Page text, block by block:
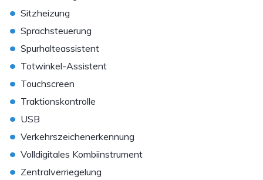
• Sitzheizung
• Sprachsteuerung
• Spurhalteassistent
• Totwinkel-Assistent
• Touchscreen
• Traktionskontrolle
• USB
• Verkehrszeichenerkennung
• Volldigitales Kombiinstrument
• Zentralverriegelung